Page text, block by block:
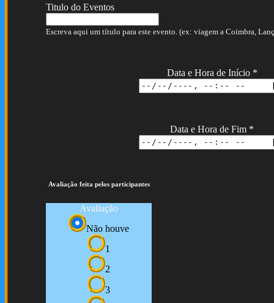
Titulo do Eventos
Escreva aqui um título para este evento. (ex: viagem a Coimbra,
Data e Hora de Início *
Data e Hora de Fim *
Avaliação feita pelos participantes
Avaliação
Não houve
1
2
3